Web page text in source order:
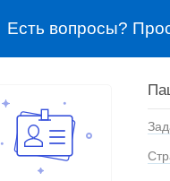
Есть вопросы?